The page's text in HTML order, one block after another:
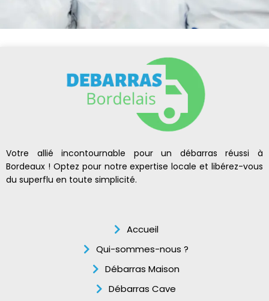
Votre allié incontournable pour un débarras réussi à
Bordeaux ! Optez pour notre expertise locale et libérez-vous
du superflu en toute simplicité.
Accueil
Qui-sommes-nous ?
Débarras Maison
Débarras Cave